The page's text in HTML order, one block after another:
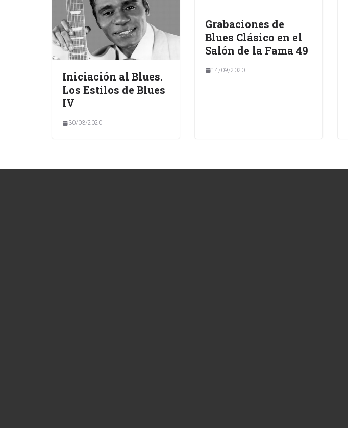
Iniciación al Blues.
Los Estilos de Blues
IV
30/03/2020
Grabaciones de
Blues Clásico en el
Salón de la Fama 49
14/09/2020